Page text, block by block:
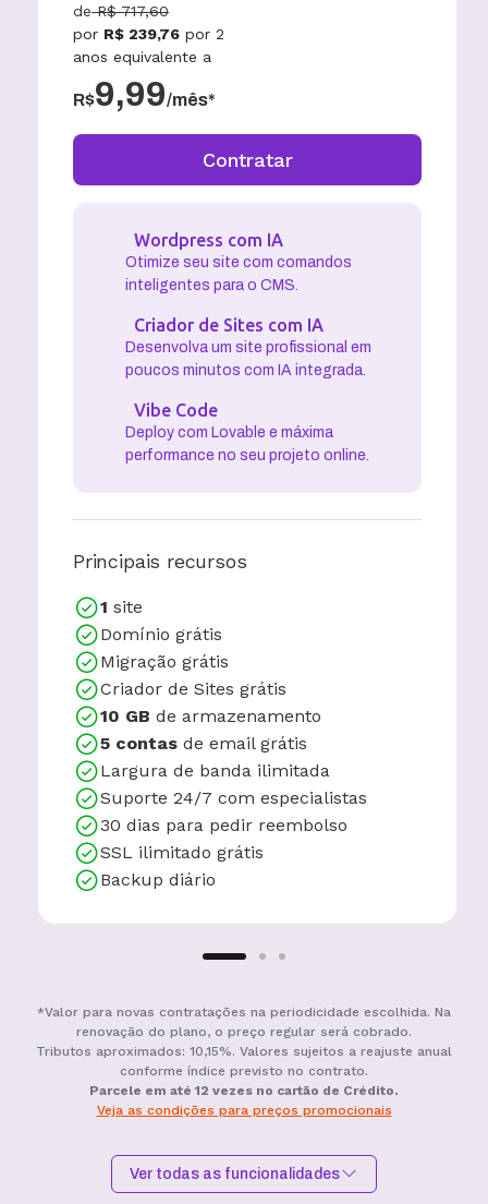
de R$ 717,60
por R$ 239,76 por 2
anos equivalente a
R$9,99/mês*
Contratar
Wordpress com IA
Otimize seu site com comandos
inteligentes para o CMS.
Criador de Sites com IA
Desenvolva um site profissional em
poucos minutos com IA integrada.
Vibe Code
Deploy com Lovable e máxima
performance no seu projeto online.
Principais recursos
1 site
Domínio grátis
Migração grátis
Criador de Sites grátis
10 GB de armazenamento
5 contas de email grátis
Largura de banda ilimitada
Suporte 24/7 com especialistas
30 dias para pedir reembolso
SSL ilimitado grátis
Backup diário
*Valor para novas contratações na periodicidade escolhida. Na
renovação do plano, o preço regular será cobrado.
Tributos aproximados: 10,15%. Valores sujeitos a reajuste anual
conforme índice previsto no contrato.
Parcele em até 12 vezes no cartão de Crédito.
Veja as condições para preços promocionais
Ver todas as funcionalidades